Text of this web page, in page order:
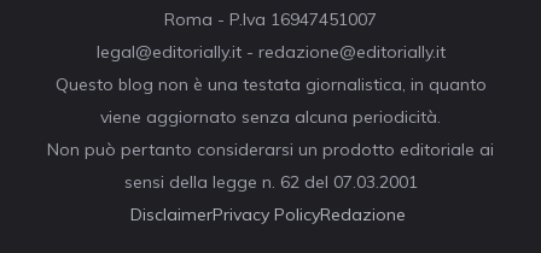
Roma - P.Iva 16947451007
legal@editorially.it - redazione@editorially.it
Questo blog non è una testata giornalistica, in quanto
viene aggiornato senza alcuna periodicità.
Non può pertanto considerarsi un prodotto editoriale ai
sensi della legge n. 62 del 07.03.2001
DisclaimerPrivacy PolicyRedazione